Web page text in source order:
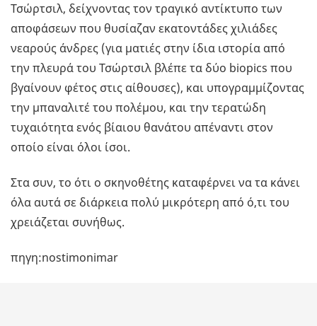
Τσώρτσιλ, δείχνοντας τον τραγικό αντίκτυπο των
αποφάσεων που θυσίαζαν εκατοντάδες χιλιάδες
νεαρούς άνδρες (για ματιές στην ίδια ιστορία από
την πλευρά του Τσώρτσιλ βλέπε τα δύο biopics που
βγαίνουν φέτος στις αίθουσες), και υπογραμμίζοντας
την μπαναλιτέ του πολέμου, και την τερατώδη
τυχαιότητα ενός βίαιου θανάτου απέναντι στον
οποίο είναι όλοι ίσοι.
Στα συν, το ότι ο σκηνοθέτης καταφέρνει να τα κάνει
όλα αυτά σε διάρκεια πολύ μικρότερη από ό,τι του
χρειάζεται συνήθως.
πηγη:nostimonimar